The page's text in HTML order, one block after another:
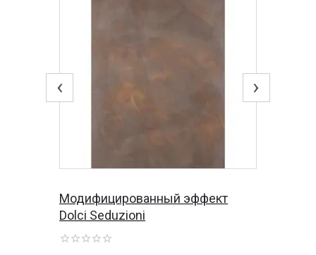
‹ ›
Модифицированный эффект
Dolci Seduzioni